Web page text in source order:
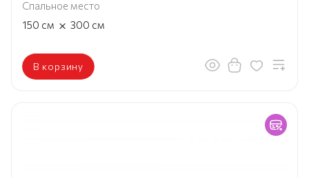
Спальное место
150 см × 300 см
В корзину